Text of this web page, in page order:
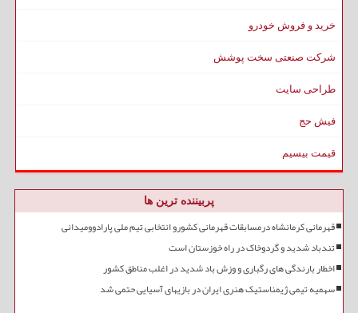
خرید و فروش خودرو
شرکت صنعتی سخت پوشش
طراحی سایت
فیش حج
قیمت بیسیم
پربیننده ترین ها
قهرمانی کرمانشاه درمسابقات قهرمانی کشورو انتخابی تیم ملی پارادوومیدانی
تندباد شدید و گردوخاک در راه خوزستان است
اخطار بارندگی های رگباری و وزش باد شدید در اغلب مناطق کشور
سهمیه تیمی ژیمناستیک هنری ایران در بازیهای آسیایی حتمی شد